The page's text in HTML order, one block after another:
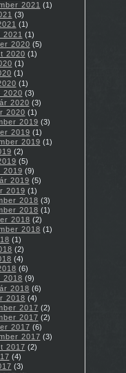
2021 (1)
(3)
(1)
2021 (1)
2020 (5)
2020 (1)
(1)
(1)
(1)
2020 (3)
2020 (3)
2020 (1)
2019 (3)
2019 (1)
2019 (1)
(2)
(5)
2019 (9)
2019 (5)
2019 (1)
2018 (3)
2018 (1)
2018 (2)
2018 (1)
(1)
(2)
(4)
(6)
2018 (9)
2018 (6)
2018 (4)
2017 (2)
2017 (2)
2017 (6)
2017 (3)
2017 (2)
(4)
(3)